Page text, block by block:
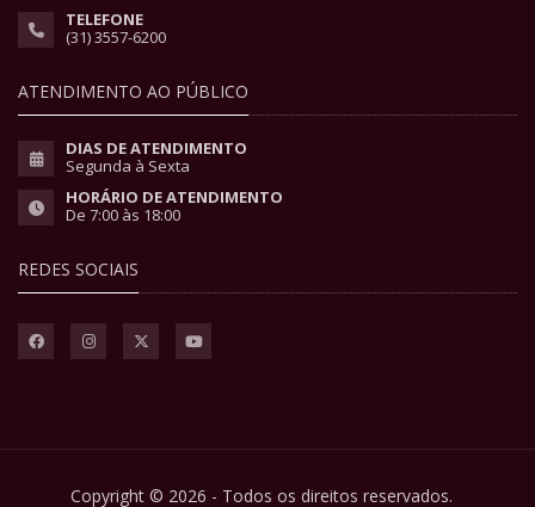
TELEFONE
(31) 3557-6200
ATENDIMENTO AO PÚBLICO
DIAS DE ATENDIMENTO
Segunda à Sexta
HORÁRIO DE ATENDIMENTO
De 7:00 às 18:00
REDES SOCIAIS
Copyright © 2026 - Todos os direitos reservados.